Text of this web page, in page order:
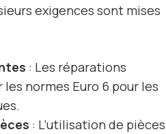
exigences sont mises
: Les réparations
normes Euro 6 pour les
: L’utilisation de pièces